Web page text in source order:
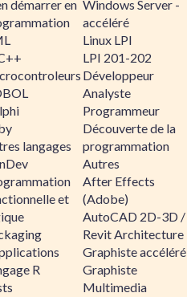
démarrer en
langages
et
R
Windows Server -
accéléré
Linux LPI
LPI 201-202
Développeur
Analyste
Programmeur
Découverte de la
programmation
Autres
After Effects
(Adobe)
AutoCAD 2D-3D /
Revit Architecture
Graphiste accéléré
Graphiste
Multimedia